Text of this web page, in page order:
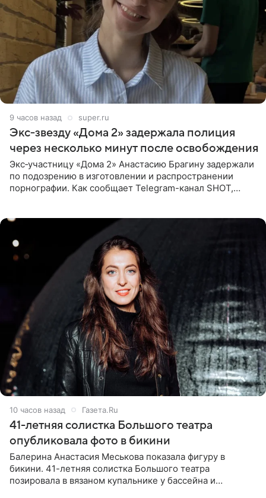
9 часов назад super.ru
Экс‑звезду «Дома 2» задержала полиция
через несколько минут после освобождения
Экс‑участницу «Дома 2» Анастасию Брагину задержали
по подозрению в изготовлении и распространении
порнографии. Как сообщает Telegram-канал SHOT,
10 часов назад Газета.Ru
41-летняя солистка Большого театра
опубликовала фото в бикини
Балерина Анастасия Меськова показала фигуру в
бикини. 41-летняя солистка Большого театра
позировала в вязаном купальнике у бассейна и